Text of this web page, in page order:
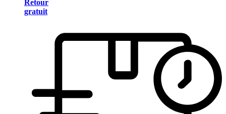
Retour
gratuit